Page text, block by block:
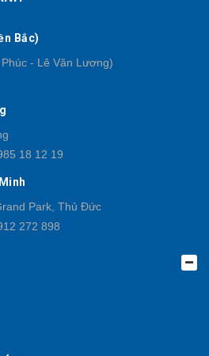
Bắc)
- Lê Văn Lương)
18 12 19
Park, Thủ Đức
272 898